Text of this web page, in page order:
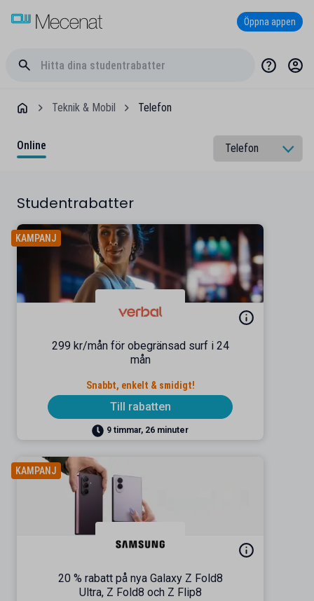
Öppna appen
Teknik & Mobil Telefon
Online
Studentrabatter
KAMPANJ
299 kr/mån för obegränsad surf i 24
mån
Snabbt, enkelt & smidigt!
Till rabatten
9 timmar, 26 minuter
KAMPANJ
20 % rabatt på nya Galaxy Z Fold8
Ultra, Z Fold8 och Z Flip8